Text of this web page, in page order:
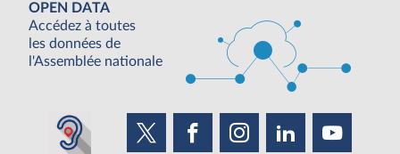
OPEN DATA
Accédez à toutes
les données de
l'Assemblée nationale